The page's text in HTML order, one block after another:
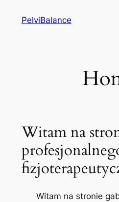
PelviBalance
Witam na
Witam na stronie